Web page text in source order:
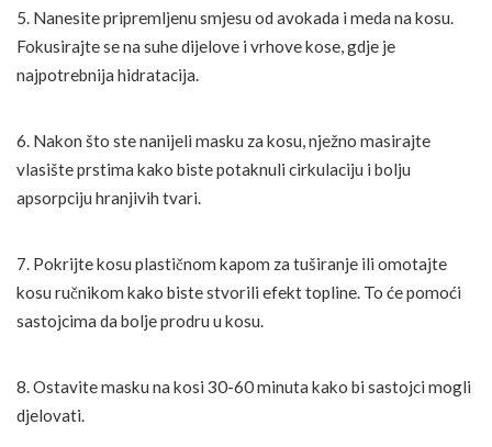
5. Nanesite pripremljenu smjesu od avokada i meda na kosu.
Fokusirajte se na suhe dijelove i vrhove kose, gdje je
najpotrebnija hidratacija.
6. Nakon što ste nanijeli masku za kosu, nježno masirajte
vlasište prstima kako biste potaknuli cirkulaciju i bolju
apsorpciju hranjivih tvari.
7. Pokrijte kosu plastičnom kapom za tuširanje ili omotajte
kosu ručnikom kako biste stvorili efekt topline. To će pomoći
sastojcima da bolje prodru u kosu.
8. Ostavite masku na kosi 30-60 minuta kako bi sastojci mogli
djelovati.